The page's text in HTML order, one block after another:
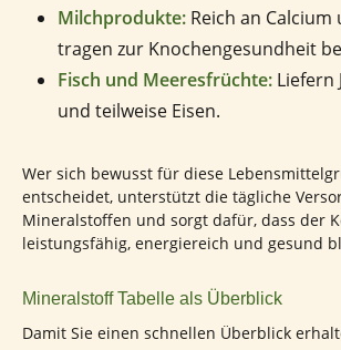
Milchprodukte: Reich an
tragen zur Knochengesundheit
Fisch und Meeresfrüchte: Liefern
und teilweise Eisen.
Wer sich bewusst für diese
entscheidet, unterstützt die tägliche
Mineralstoffen und sorgt dafür, dass der
leistungsfähig, energiereich und gesund
Mineralstoff Tabelle als Überblick
Damit Sie einen schnellen Überblick